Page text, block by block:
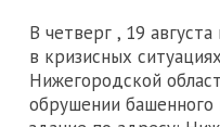
В четверг , 19
в кризисных
Нижегородской
обрушении башенного